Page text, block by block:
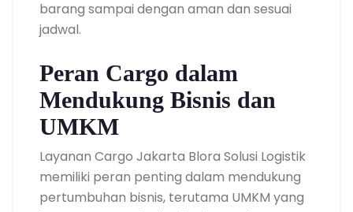
barang sampai dengan aman dan sesuai
jadwal.
Peran Cargo dalam
Mendukung Bisnis dan
UMKM
Layanan Cargo Jakarta Blora Solusi Logistik
memiliki peran penting dalam mendukung
pertumbuhan bisnis, terutama UMKM yang